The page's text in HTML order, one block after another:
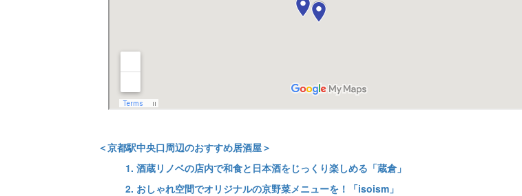
＜京都駅中央口周辺のおすすめ居酒屋＞
1. 酒蔵リノベの店内で和食と日本酒をじっくり楽しめる「蔵倉」
2. おしゃれ空間でオリジナルの京野菜メニューを！「isoism」